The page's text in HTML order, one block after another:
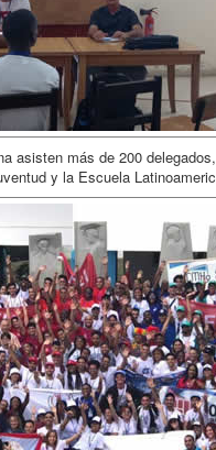
asisten más de 200
y la Escuela